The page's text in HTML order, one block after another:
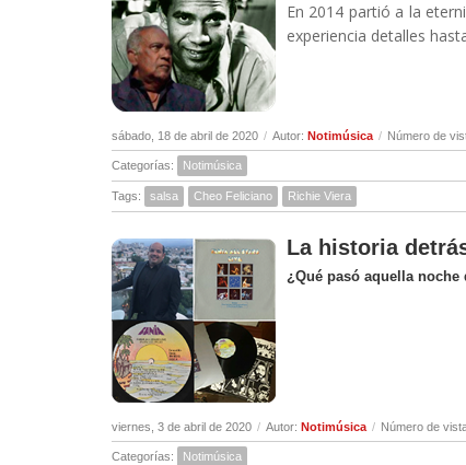
En 2014 partió a la
experiencia detalles
sábado, 18 de abril de 2020 / Autor: Notimúsica / Número de
Categorías: Notimúsica
Tags: salsa Cheo Feliciano Richie Viera
La historia
¿Qué pasó aquella noche
viernes, 3 de abril de 2020 / Autor: Notimúsica / Número de
Categorías: Notimúsica